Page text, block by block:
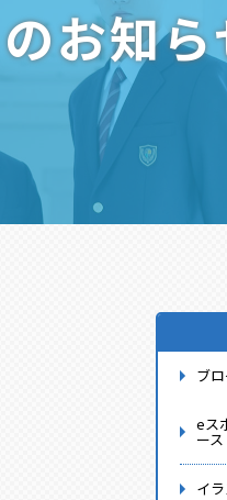
お知ら
ブ
eス
ース
イ